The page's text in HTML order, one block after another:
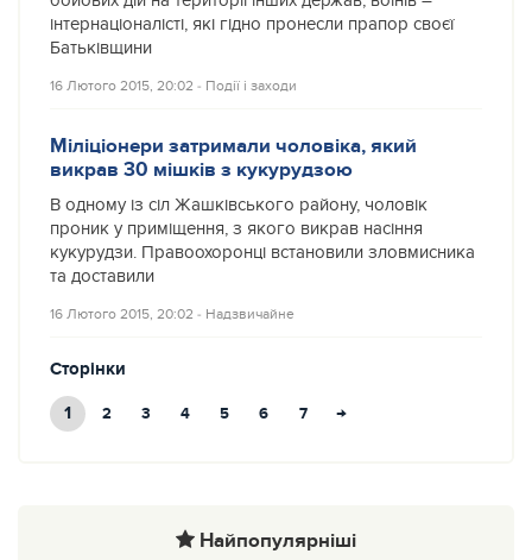
інтернаціоналісті, які гідно пронесли прапор своєї
Батьківщини
16 Лютого 2015, 20:02 ‐ Події і заходи
Міліціонери затримали чоловіка, який
викрав 30 мішків з кукурудзою
В одному із сіл Жашківського району, чоловік
проник у приміщення, з якого викрав насіння
кукурудзи. Правоохоронці встановили зловмисника
та доставили
16 Лютого 2015, 20:02 ‐ Надзвичайне
Сторінки
1 2 3 4 5 6 7 →
Найпопулярніші